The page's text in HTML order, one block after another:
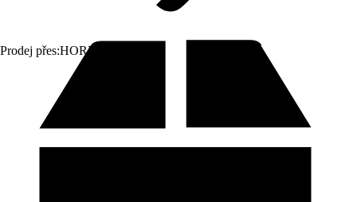
Prodej přes:HORNBACH